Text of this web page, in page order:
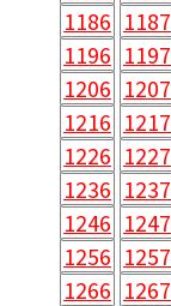
1186 1187
1196 1197
1206 1207
1216 1217
1226 1227
1236 1237
1246 1247
1256 1257
1266 1267